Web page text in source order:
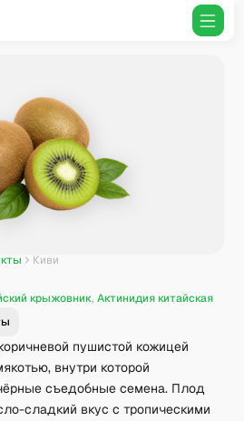
Киви
крыжовник,Актинидия китайская
пушистой кожицей
внутри которой
съедобные семена. Плод
сладкий вкус с тропическими